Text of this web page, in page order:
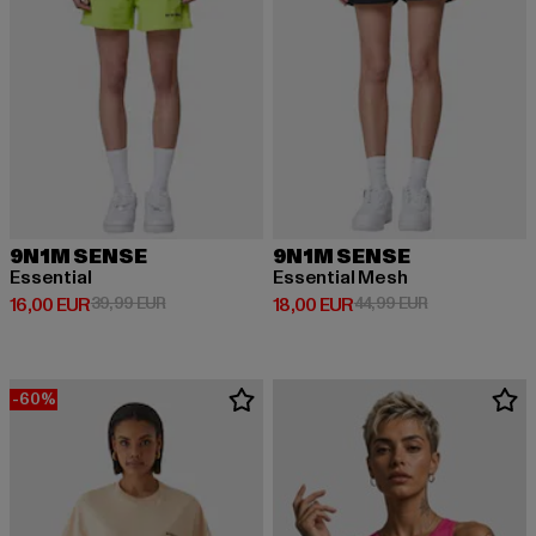
9N1M SENSE
Essential
16,00 EUR
Derzeitiger Preis: 16,00 EUR
39,99 EURAktionspreis: 39,99 EUR
9N1M SENSE
Essential Mesh
18,00 EUR
Derzeitiger Preis: 18,00 EUR
44,99 EURAktionspreis:
-60%